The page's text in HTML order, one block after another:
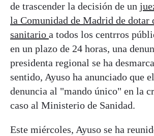
de trascender la decisión de un
la Comunidad de Madrid de dotar
sanitario a todos los centrros
en un plazo de 24 horas, una
presidenta regional se ha
sentido, Ayuso ha anunciado que
denuncia al "mando único" en la
caso al Ministerio de Sanidad.
Este miércoles, Ayuso se ha